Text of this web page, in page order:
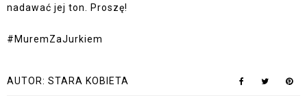
nadawać jej ton. Proszę!
#MuremZaJurkiem
AUTOR: STARA KOBIETA